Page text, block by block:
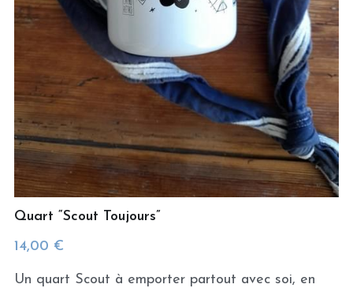
Quart “Scout Toujours”
14,00 €
Un quart Scout à emporter partout avec soi, en